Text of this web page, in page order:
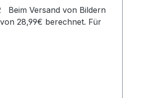
28,99€ berechnet. Für